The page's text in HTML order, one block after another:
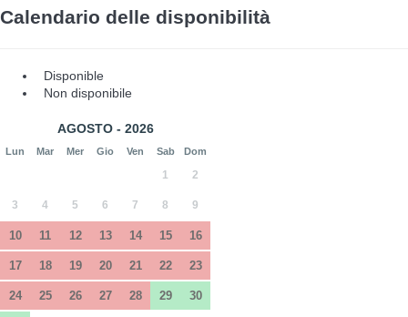
Calendario delle disponibilità
Disponible
Non disponibile
AGOSTO - 2026
Lun Mar Mer Gio Ven Sab Dom
1 2
3 4 5 6 7 8 9
10 11 12 13 14 15 16
17 18 19 20 21 22 23
24 25 26 27 28 29 30